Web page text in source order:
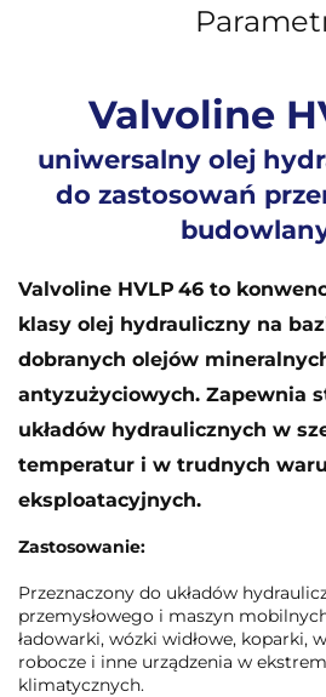
Valvoline
uniwersalny olej
do zastosowań
Valvoline HVLP 46 to
klasy olej hydrauliczny na
dobranych olejów
antyzużyciowych. Zapewnia
układów hydraulicznych w
temperatur i w trudnych
eksploatacyjnych.
Zastosowanie:
Przeznaczony do układów
przemysłowego i maszyn
ładowarki, wózki widłowe, koparki,
robocze i inne urządzenia w
klimatycznych.